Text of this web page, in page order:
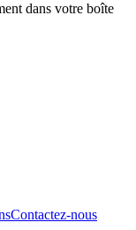
dans votre boîte
Contactez-nous